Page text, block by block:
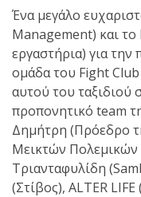
Ένα μεγάλο
Management) και
εργαστήρια) για την
ομάδα του Fight
αυτού του ταξιδιού
προπονητικό team
Δημήτρη (Πρόεδρο
Μεικτών
Τριανταφυλίδη
(Στίβος), ALTER